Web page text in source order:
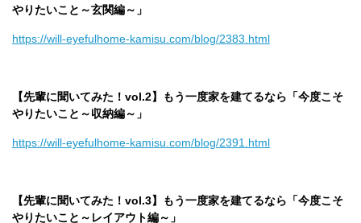
やりたいこと～玄関編～」
https://will-eyefulhome-kamisu.com/blog/2383.html
【先輩に聞いてみた！vol.2】もう一度家を建てるなら「今度こそ
やりたいこと～収納編～」
https://will-eyefulhome-kamisu.com/blog/2391.html
【先輩に聞いてみた！vol.3】もう一度家を建てるなら「今度こそ
やりたいこと～レイアウト編～」